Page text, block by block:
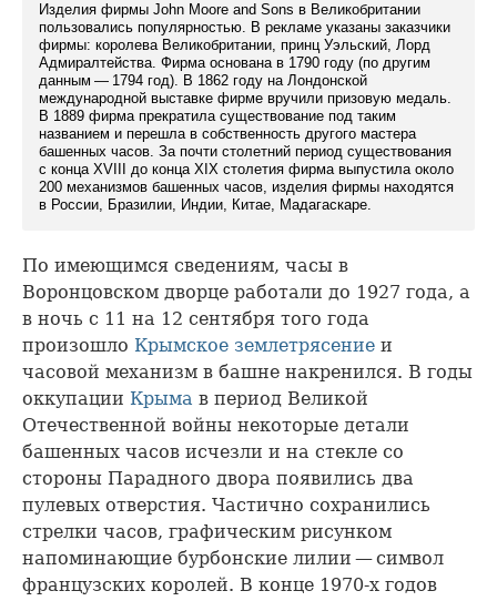
Изделия фирмы John Moore and Sons в Великобритании
пользовались популярностью. В рекламе указаны заказчики
фирмы: королева Великобритании, принц Уэльский, Лорд
Адмиралтейства. Фирма основана в 1790 году (по другим
данным — 1794 год). В 1862 году на Лондонской
международной выставке фирме вручили призовую медаль.
В 1889 фирма прекратила существование под таким
названием и перешла в собственность другого мастера
башенных часов. За почти столетний период существования
с конца XVIII до конца XIX столетия фирма выпустила около
200 механизмов башенных часов, изделия фирмы находятся
в России, Бразилии, Индии, Китае, Мадагаскаре.
По имеющимся сведениям, часы в
Воронцовском дворце работали до 1927 года, а
в ночь с 11 на 12 сентября того года
произошло Крымское землетрясение и
часовой механизм в башне накренился. В годы
оккупации Крыма в период Великой
Отечественной войны некоторые детали
башенных часов исчезли и на стекле со
стороны Парадного двора появились два
пулевых отверстия. Частично сохранились
стрелки часов, графическим рисунком
напоминающие бурбонские лилии — символ
французских королей. В конце 1970-х годов